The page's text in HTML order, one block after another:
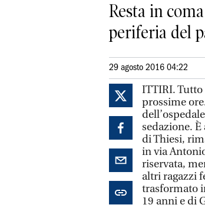
Resta in
periferia del
29 agosto 2016 04:22
ITTIRI.
prossime
sedazione.
di Thiesi,
in via
riservata,
altri ragazzi
trasformato
19 anni e di